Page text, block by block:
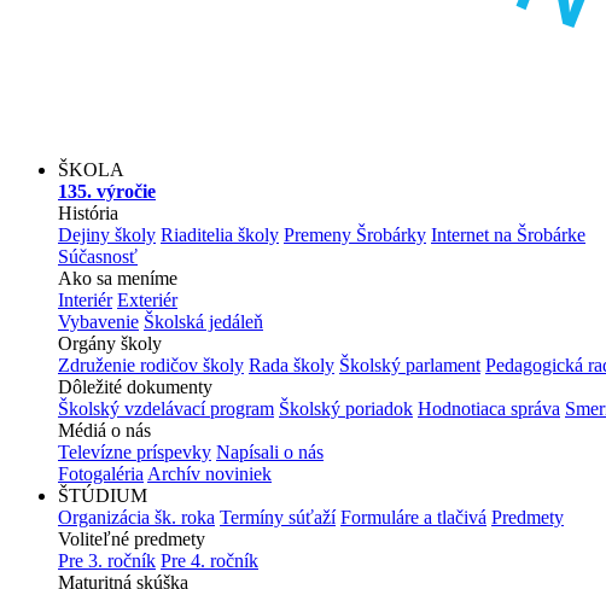
ŠKOLA
135. výročie
História
Dejiny školy Riaditelia školy Premeny Šrobárky Internet na Šrobárke
Súčasnosť
Ako sa meníme
Interiér Exteriér
Vybavenie Školská jedáleň
Orgány školy
Združenie rodičov školy Rada školy Školský parlament Pedagogická
Dôležité dokumenty
Školský vzdelávací program Školský poriadok Hodnotiaca správa
Médiá o nás
Televízne príspevky Napísali o nás
Fotogaléria Archív noviniek
ŠTÚDIUM
Organizácia šk. roka Termíny súťaží Formuláre a tlačivá Predmety
Voliteľné predmety
Pre 3. ročník Pre 4. ročník
Maturitná skúška